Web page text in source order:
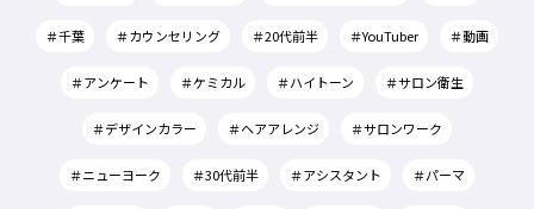
＃千葉 ＃カウンセリング ＃20代前半 ＃YouTuber ＃動画
＃アンケート ＃ケミカル ＃ハイトーン ＃サロン衛生
＃デザインカラー ＃ヘアアレンジ ＃サロンワーク
＃ニューヨーク ＃30代前半 ＃アシスタント ＃パーマ